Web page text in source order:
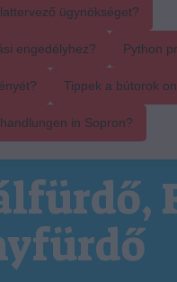
ügynökséget?
engedélyhez? Python
Tippek a bútorok
in Sopron?